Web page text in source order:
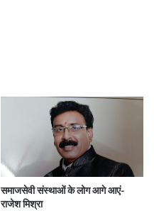
समाजसेवी संस्थाओं के लोग आगे आएं-
राजेश मिश्रा